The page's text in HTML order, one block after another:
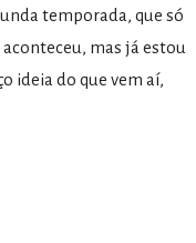
temporada, que só
mas já estou
ideia do que vem aí,